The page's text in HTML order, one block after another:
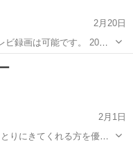
2月20日
録画は可能です。 20日
だきます。 よろしくおね
ヤー、レコーダー
2月1日
りにきてくれる方を優先